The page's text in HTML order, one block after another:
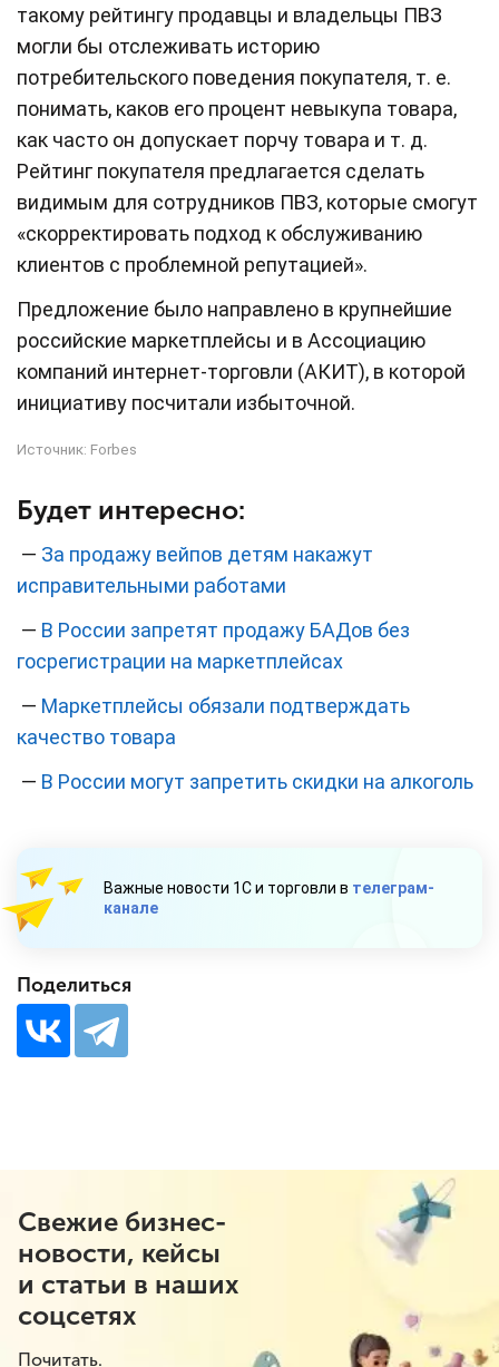
такому рейтингу продавцы и владельцы ПВЗ
могли бы отслеживать историю
потребительского поведения покупателя, т. е.
понимать, каков его процент невыкупа товара,
как часто он допускает порчу товара и т. д.
Рейтинг покупателя предлагается сделать
видимым для сотрудников ПВЗ, которые смогут
«скорректировать подход к обслуживанию
клиентов с проблемной репутацией».
Предложение было направлено в крупнейшие
российские маркетплейсы и в Ассоциацию
компаний интернет-торговли (АКИТ), в которой
инициативу посчитали избыточной.
Источник: Forbes
Будет интересно:
— За продажу вейпов детям накажут
исправительными работами
— В России запретят продажу БАДов без
госрегистрации на маркетплейсах
— Маркетплейсы обязали подтверждать
качество товара
— В России могут запретить скидки на алкоголь
Важные новости 1С и торговли в телеграм-
канале
Поделиться
Свежие бизнес-
новости, кейсы
и статьи в наших
соцсетях
Почитать.